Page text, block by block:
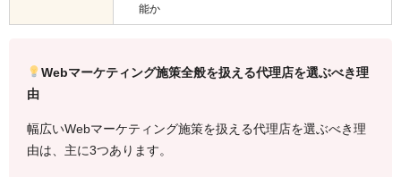
能か
Webマーケティング施策全般を扱える代理店を選ぶべき理
由
幅広いWebマーケティング施策を扱える代理店を選ぶべき理
由は、主に3つあります。